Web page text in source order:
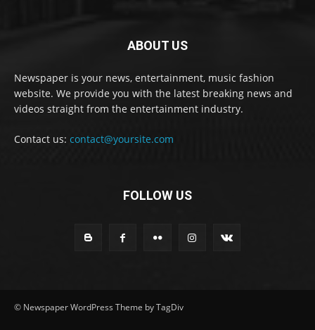
ABOUT US
Newspaper is your news, entertainment, music fashion
website. We provide you with the latest breaking news and
videos straight from the entertainment industry.
Contact us: contact@yoursite.com
FOLLOW US
© Newspaper WordPress Theme by TagDiv